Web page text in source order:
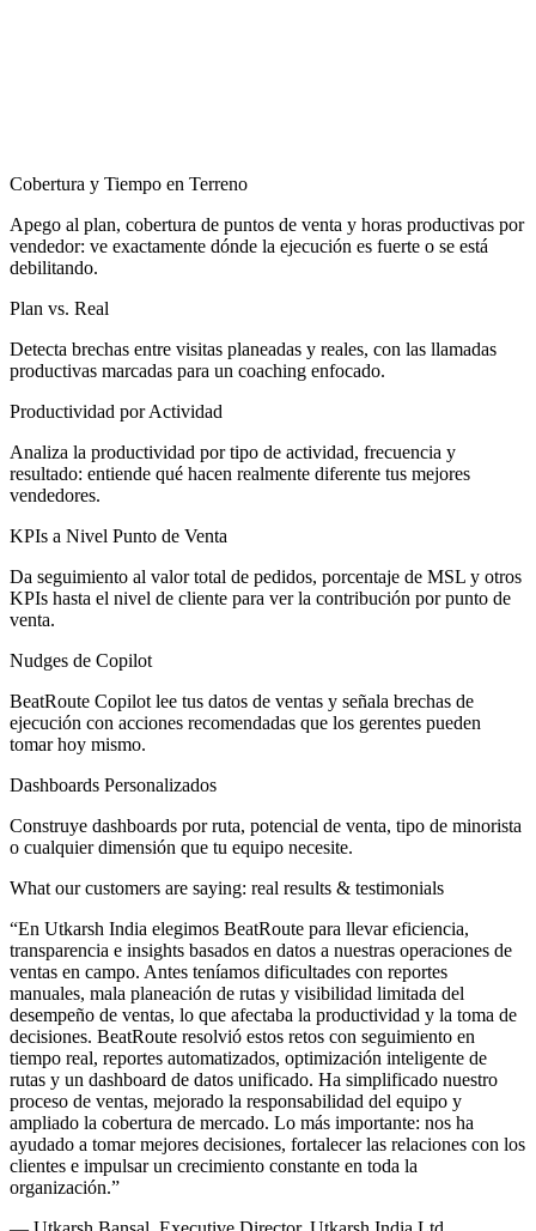
Cobertura y Tiempo en Terreno
Apego al plan, cobertura de puntos de venta y horas productivas por
vendedor: ve exactamente dónde la ejecución es fuerte o se está
debilitando.
Plan vs. Real
Detecta brechas entre visitas planeadas y reales, con las llamadas
productivas marcadas para un coaching enfocado.
Productividad por Actividad
Analiza la productividad por tipo de actividad, frecuencia y
resultado: entiende qué hacen realmente diferente tus mejores
vendedores.
KPIs a Nivel Punto de Venta
Da seguimiento al valor total de pedidos, porcentaje de MSL y otros
KPIs hasta el nivel de cliente para ver la contribución por punto de
venta.
Nudges de Copilot
BeatRoute Copilot lee tus datos de ventas y señala brechas de
ejecución con acciones recomendadas que los gerentes pueden
tomar hoy mismo.
Dashboards Personalizados
Construye dashboards por ruta, potencial de venta, tipo de minorista
o cualquier dimensión que tu equipo necesite.
What our customers are saying: real results & testimonials
“En Utkarsh India elegimos BeatRoute para llevar eficiencia,
transparencia e insights basados en datos a nuestras operaciones de
ventas en campo. Antes teníamos dificultades con reportes
manuales, mala planeación de rutas y visibilidad limitada del
desempeño de ventas, lo que afectaba la productividad y la toma de
decisiones. BeatRoute resolvió estos retos con seguimiento en
tiempo real, reportes automatizados, optimización inteligente de
rutas y un dashboard de datos unificado. Ha simplificado nuestro
proceso de ventas, mejorado la responsabilidad del equipo y
ampliado la cobertura de mercado. Lo más importante: nos ha
ayudado a tomar mejores decisiones, fortalecer las relaciones con los
clientes e impulsar un crecimiento constante en toda la
organización.”